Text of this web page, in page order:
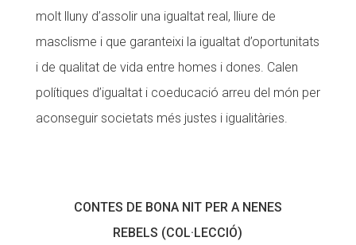
molt lluny d’assolir una igualtat real, lliure de
masclisme i que garanteixi la igualtat d’oportunitats
i de qualitat de vida entre homes i dones. Calen
polítiques d’igualtat i coeducació arreu del món per
aconseguir societats més justes i igualitàries.
CONTES DE BONA NIT PER A NENES
REBELS (COL·LECCIÓ)